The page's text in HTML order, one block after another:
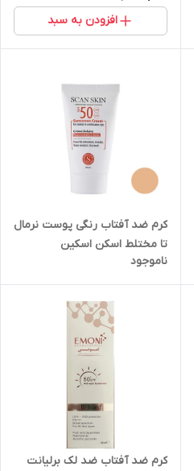
افزودن به سبد
کرم ضد آفتاب رنگی پوست نرمال
تا مختلط اسکن اسکین
ناموجود
کرم ضد آفتاب ضد لک برلیانت